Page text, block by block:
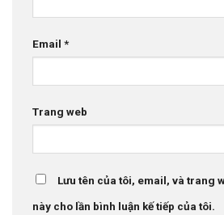
Email *
Trang web
Lưu tên của tôi, email, và trang
này cho lần bình luận kế tiếp của tôi.